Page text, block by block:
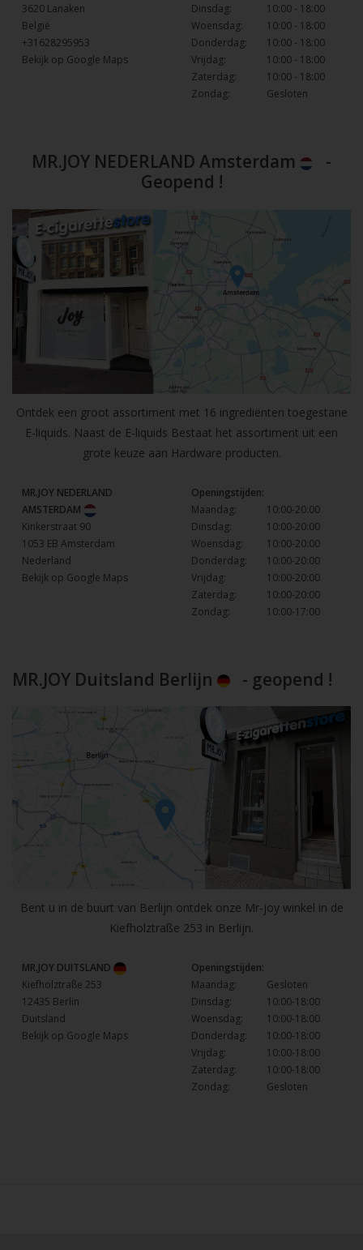
3620 Lanaken
België
+31628295953
Bekijk op Google Maps
Dinsdag:
10:00 - 18:00
Woensdag:
10:00 - 18:00
Donderdag:
10:00 - 18:00
Vrijdag:
10:00 - 18:00
Zaterdag:
10:00 - 18:00
Zondag:
Gesloten
MR.JOY NEDERLAND Amsterdam
-
Geopend !
Ontdek een groot assortiment met 16 ingrediënten toegestane
E-liquids. Naast de E-liquids Bestaat het assortiment uit een
grote keuze aan Hardware producten.
MR.JOY NEDERLAND
AMSTERDAM
Kinkerstraat 90
1053 EB Amsterdam
Nederland
Bekijk op Google Maps
Openingstijden:
Maandag:
10:00-20:00
Dinsdag:
10:00-20:00
Woensdag:
10:00-20:00
Donderdag:
10:00-20:00
Vrijdag:
10:00-20:00
Zaterdag:
10:00-20:00
Zondag:
10:00-17:00
MR.JOY Duitsland Berlijn - geopend !
Bent u in de buurt van Berlijn ontdek onze Mr-joy winkel in de
Kiefholztraße 253 in Berlijn.
MR.JOY DUITSLAND
Kiefholztraße 253
12435 Berlin
Duitsland
Bekijk op Google Maps
Openingstijden:
Maandag:
Gesloten
Dinsdag:
10:00-18:00
Woensdag:
10:00-18:00
Donderdag:
10:00-18:00
Vrijdag:
10:00-18:00
Zaterdag:
10:00-18:00
Zondag:
Gesloten